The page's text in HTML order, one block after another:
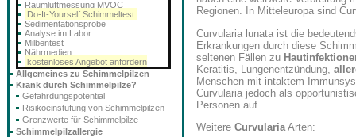
Regionen. In Mitteleuropa sind
Curvularia lunata ist die
Erkrankungen durch diese
seltenen Fällen zu
Keratitis, Lungenentzündung,
Menschen mit intaktem
Curvularia jedoch als
Personen auf.
Weitere CurvulariaArten:
Raumluftmessung MVOC
Do-It-Yourself Schimmeltest
Sedimentationsprobe
Analyse im Labor
Milbentest
Nährmedien
kostenloses Angebot anfordern
Allgemeines zu Schimmelpilzen
Krank durch Schimmelpilze?
Gefährdungspotential
Risikoeinstufung von Schimmelpilzen
Grenzwerte für Schimmelpilze
Schimmelpilzallergie